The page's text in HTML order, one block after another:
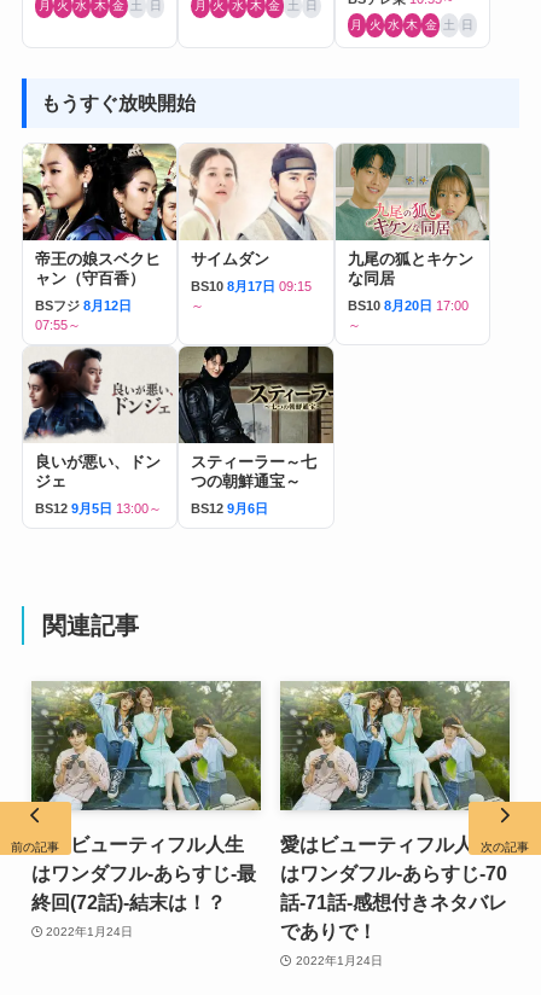
月 火 水 木 金 土 日 月 火 水 木 金 土 日
月 火 水 木 金 土 日
もうすぐ放映開始
帝王の娘スベクヒ
ャン（守百香）
BSフジ 8月12日
07:55～
サイムダン
BS10 8月17日 09:15
～
九尾の狐とキケン
な同居
BS10 8月20日 17:00
～
良いが悪い、ドン
ジェ
BS12 9月5日 13:00～
スティーラー～七
つの朝鮮通宝～
BS12 9月6日
関連記事
愛はビューティフル人生
はワンダフル-あらすじ-最
終回(72話)-結末は！？
2022年1月24日
愛はビューティフル人生
はワンダフル-あらすじ-70
話-71話-感想付きネタバレ
でありで！
2022年1月24日
前の記事 次の記事